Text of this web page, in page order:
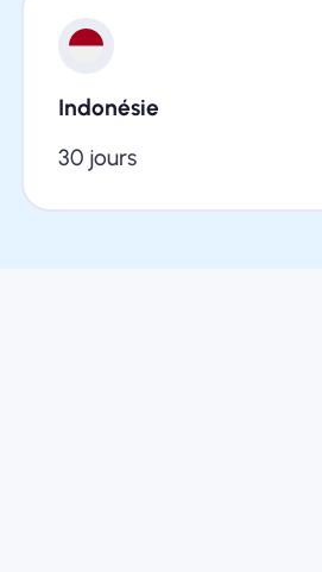
Indonésie
30 jours